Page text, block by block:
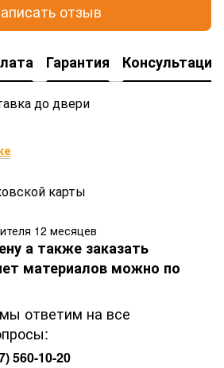
отзыв
Гарантия Консультация
до двери
карты
12 месяцев
а также заказать
материалов можно по
ответим на все
560-10-20